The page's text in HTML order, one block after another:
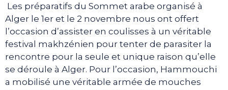
Les préparatifs du Sommet arabe organisé à
Alger le 1er et le 2 novembre nous ont offert
l’occasion d’assister en coulisses à un véritable
festival makhzénien pour tenter de parasiter la
rencontre pour la seule et unique raison qu’elle
se déroule à Alger. Pour l’occasion, Hammouchi
a mobilisé une véritable armée de mouches